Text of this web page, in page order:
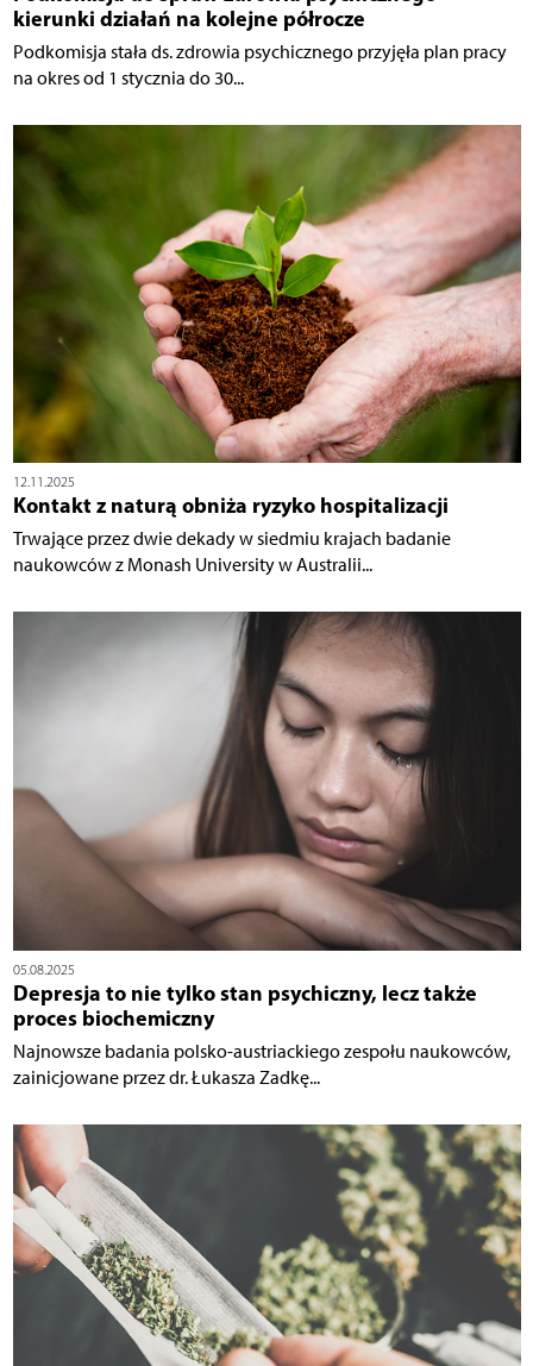
kierunki działań na kolejne półrocze
Podkomisja stała ds. zdrowia psychicznego przyjęła plan pracy
na okres od 1 stycznia do 30...
12.11.2025
Kontakt z naturą obniża ryzyko hospitalizacji
Trwające przez dwie dekady w siedmiu krajach badanie
naukowców z Monash University w Australii...
05.08.2025
Depresja to nie tylko stan psychiczny, lecz także
proces biochemiczny
Najnowsze badania polsko-austriackiego zespołu naukowców,
zainicjowane przez dr. Łukasza Zadkę...